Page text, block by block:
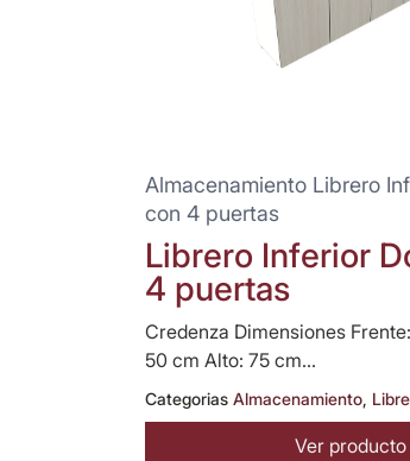
Almacenamiento Librero
con 4 puertas
Librero Inferior
4 puertas
Credenza Dimensiones
50 cm Alto: 75 cm...
Categorias Almacenamiento,
Ver producto